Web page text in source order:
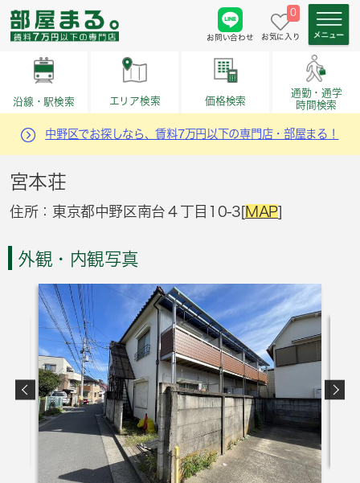
お問い合わせ
0
お気に入り
沿線・駅検索 エリア検索 価格検索
通勤・通学
時間検索
中野区でお探しなら、賃料7万円以下の専門店・部屋まる！
宮本荘
住所：東京都中野区南台４丁目10-3[MAP]
外観・内観写真